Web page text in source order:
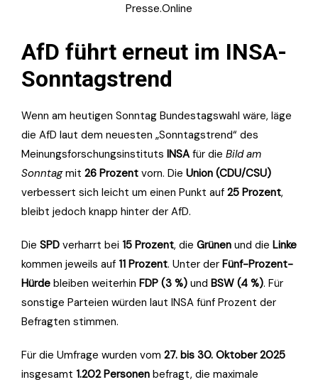
Presse.Online
AfD führt erneut im INSA-
Sonntagstrend
Wenn am heutigen Sonntag Bundestagswahl wäre, läge
die AfD laut dem neuesten „Sonntagstrend“ des
Meinungsforschungsinstituts INSAfür die Bild am
Sonntagmit 26 Prozent vorn. Die Union (CDU/CSU)
verbessert sich leicht um einen Punkt auf 25 Prozent,
bleibt jedoch knapp hinter der AfD.
Die SPD verharrt bei 15 Prozent, die Grünen und die Linke
kommen jeweils auf 11 Prozent. Unter der Fünf-Prozent-
Hürde bleiben weiterhin FDP (3 %) und BSW (4 %). Für
sonstige Parteien würden laut INSA fünf Prozent der
Befragten stimmen.
Für die Umfrage wurden vom 27. bis 30. Oktober 2025
insgesamt 1.202 Personen befragt, die maximale